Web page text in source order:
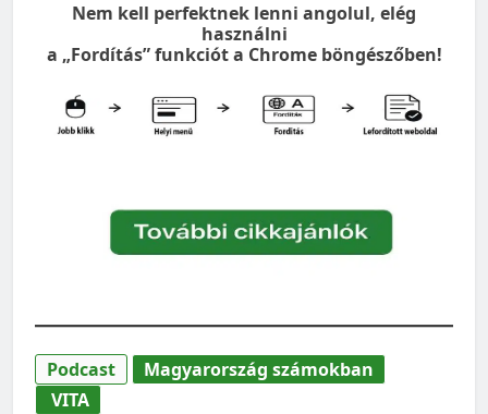
Nem kell perfektnek lenni angolul, elég
használni
a „Fordítás” funkciót a Chrome böngészőben!
Podcast
Magyarország számokban
VITA